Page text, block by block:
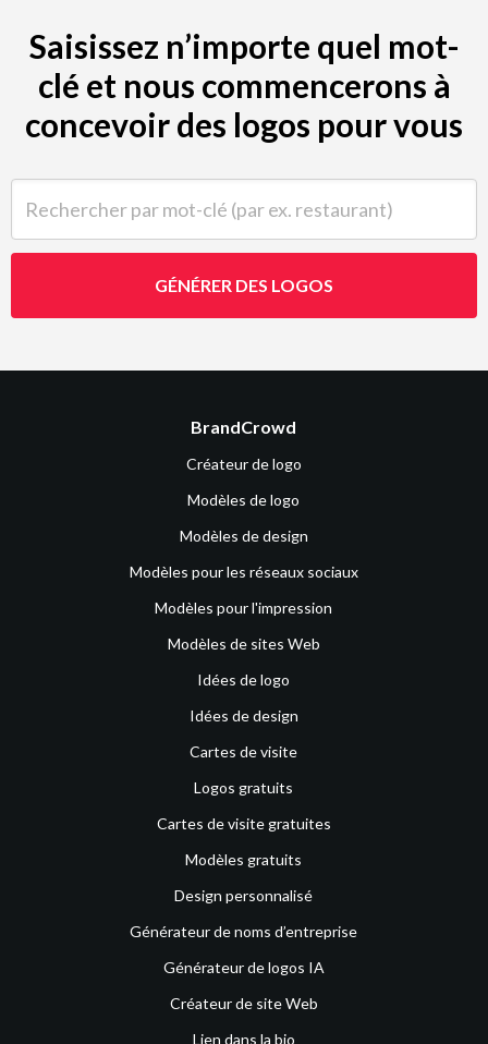
Saisissez n’importe quel mot-
clé et nous commencerons à
concevoir des logos pour vous
GÉNÉRER DES LOGOS
BrandCrowd
Créateur de logo
Modèles de logo
Modèles de design
Modèles pour les réseaux sociaux
Modèles pour l'impression
Modèles de sites Web
Idées de logo
Idées de design
Cartes de visite
Logos gratuits
Cartes de visite gratuites
Modèles gratuits
Design personnalisé
Générateur de noms d’entreprise
Générateur de logos IA
Créateur de site Web
Lien dans la bio